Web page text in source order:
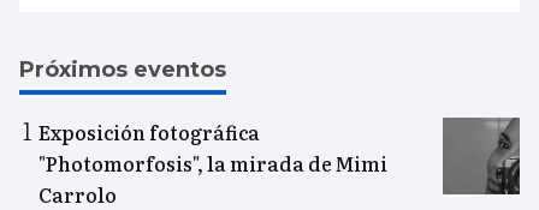
Próximos eventos
Exposición fotográfica
"Photomorfosis", la mirada de Mimi
Carrolo